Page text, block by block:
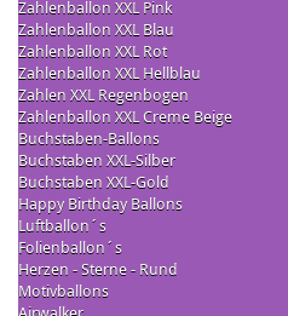
Zahlenballon XXL Pink
Zahlenballon XXL Blau
Zahlenballon XXL Rot
Zahlenballon XXL Hellblau
Zahlen XXL Regenbogen
Zahlenballon XXL Creme Beige
Buchstaben-Ballons
Buchstaben XXL-Silber
Buchstaben XXL-Gold
Happy Birthday Ballons
Luftballon´s
Folienballon´s
Herzen - Sterne - Rund
Motivballons